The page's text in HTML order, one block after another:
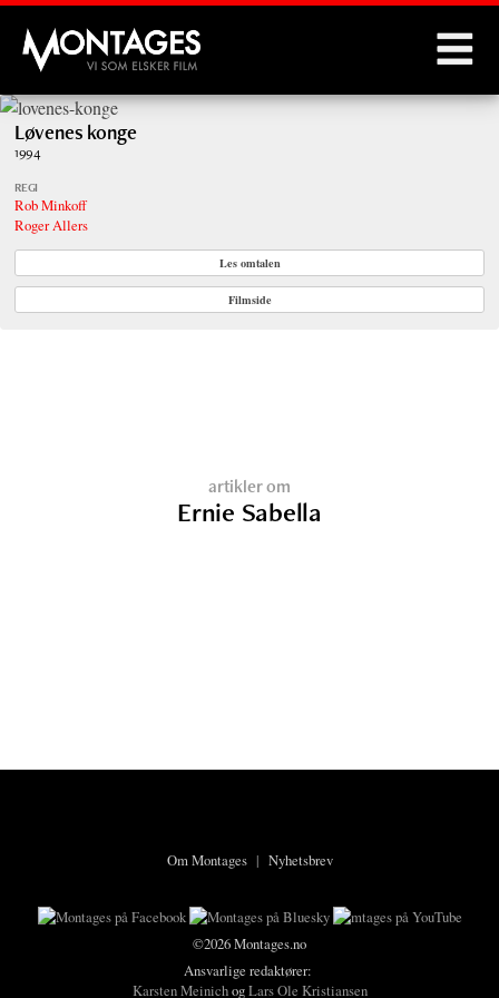
Montages
Løvenes konge
1994
REGI
Rob Minkoff
Roger Allers
Les omtalen
Filmside
artikler om
Ernie Sabella
Om Montages| Nyhetsbrev
©2026 Montages.no
Ansvarlige redaktører:
Karsten MeinichogLars Ole Kristiansen